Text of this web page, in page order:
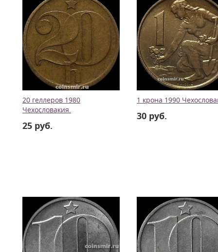
20 геллеров 1980
Чехословакия.
25 руб.
1 крона 1990
30 руб.